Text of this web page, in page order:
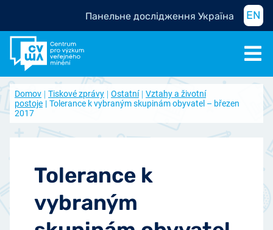
Панельне дослідження Україна EN
Domov Tiskové zprávy Ostatní
Vztahy a životní
postoje
Tolerance k vybraným skupinám obyvatel – březen
2017
Tolerance k
vybraným